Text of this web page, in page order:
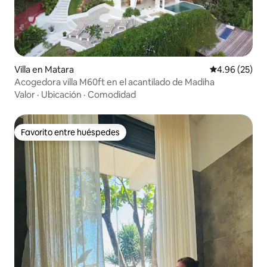
Villa en Matara Calificación
4.96 (25)
Acogedora villa M60ft en el acantilado de Madiha
Valor · Ubicación · Comodidad
Favorito entre huéspedes
Favorito entre huéspedes